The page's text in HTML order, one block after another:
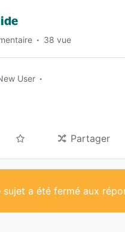
38 vue
User
Partager
sujet a été fermé aux